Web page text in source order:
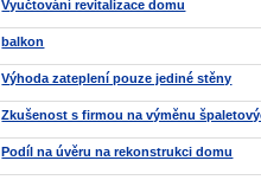
Vyučtování revitalizace domu
balkon
Výhoda zateplení pouze jediné stěny
Zkušenost s firmou na výměnu
Podíl na úvěru na rekonstrukci domu